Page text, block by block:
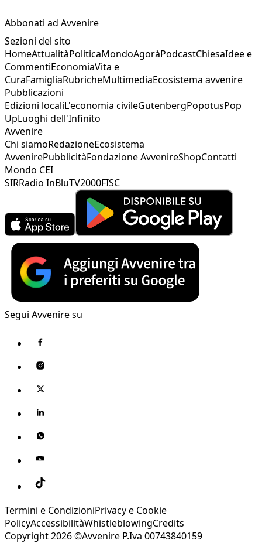
Abbonati ad Avvenire
Sezioni del sito
HomeAttualitàPoliticaMondoAgoràPodcastChiesaIdee e
CommentiEconomiaVita e
CuraFamigliaRubricheMultimediaEcosistema avvenire
Pubblicazioni
Edizioni localiL'economia civileGutenbergPopotusPop
UpLuoghi dell'Infinito
Avvenire
Chi siamoRedazioneEcosistema
AvvenirePubblicitàFondazione AvvenireShopContatti
Mondo CEI
SIRRadio InBluTV2000FISC
Segui Avvenire su
Termini e CondizioniPrivacy e Cookie
PolicyAccessibilitàWhistleblowingCredits
Copyright 2026 ©Avvenire P.Iva 00743840159